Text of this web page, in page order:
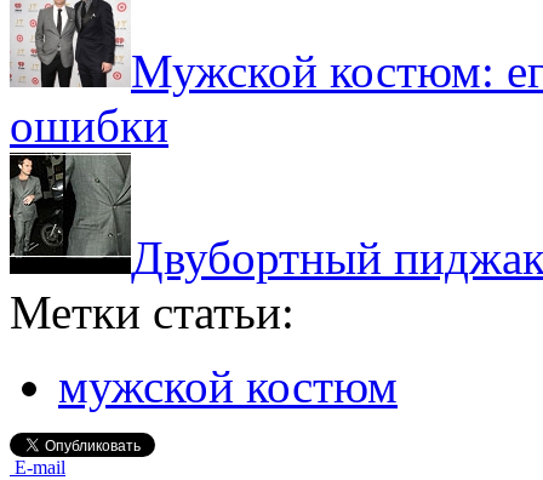
Мужской костюм:
ошибки
Двубортный
Метки статьи:
мужской костюм
E-mail